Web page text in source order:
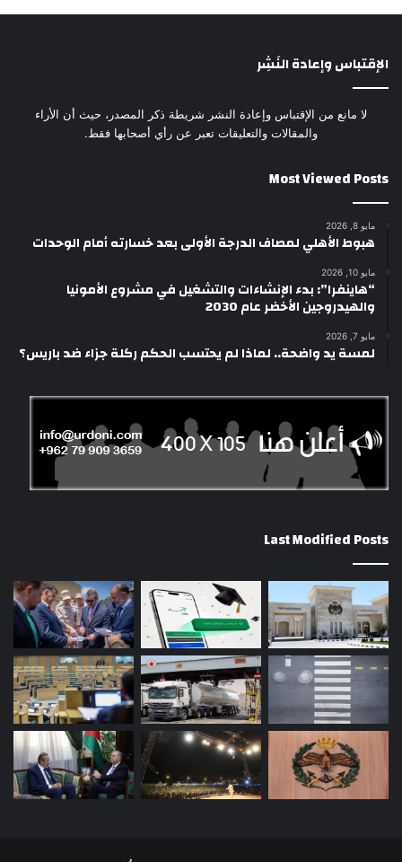
الإقتباس وإعادة النَشِر
لا مانع من الإقتباس وإعادة النشر شريطة ذكر المصدر، حيث أن الأراء
والمقالات والتعليقات تعبر عن رأي أصحابها فقط.
Most Viewed Posts
مايو 8, 2026
هبوط الأهلي لمصاف الدرجة الأولى بعد خسارته أمام الوحدات
مايو 10, 2026
“هاينفرا”: بدء الإنشاءات والتشغيل في مشروع الأمونيا
والهيدروجين الأخضر عام 2030
مايو 7, 2026
لمسة يد واضحة.. لماذا لم يحتسب الحكم ركلة جزاء ضد باريس؟
Last Modified Posts